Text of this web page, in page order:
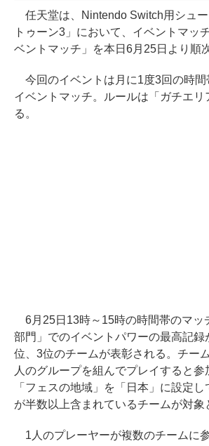
任天堂は、Nintendo Switch用シュ
トゥーン3」において、イベントマッ
ベントマッチ」を本日6月25日より順
今回のイベントは月に1度3回の時間
イベントマッチ。ルールは「ガチエリ
る。
6月25日13時～15時の時間帯のマッ
部門」でのイベントパワーの最高記録
位、3位のチームが表彰される。チー
人のグループを組んでプレイすると参
「フェスの地域」を「日本」に設定
が半数以上含まれているチームが対象
1人のプレーヤーが複数のチームに